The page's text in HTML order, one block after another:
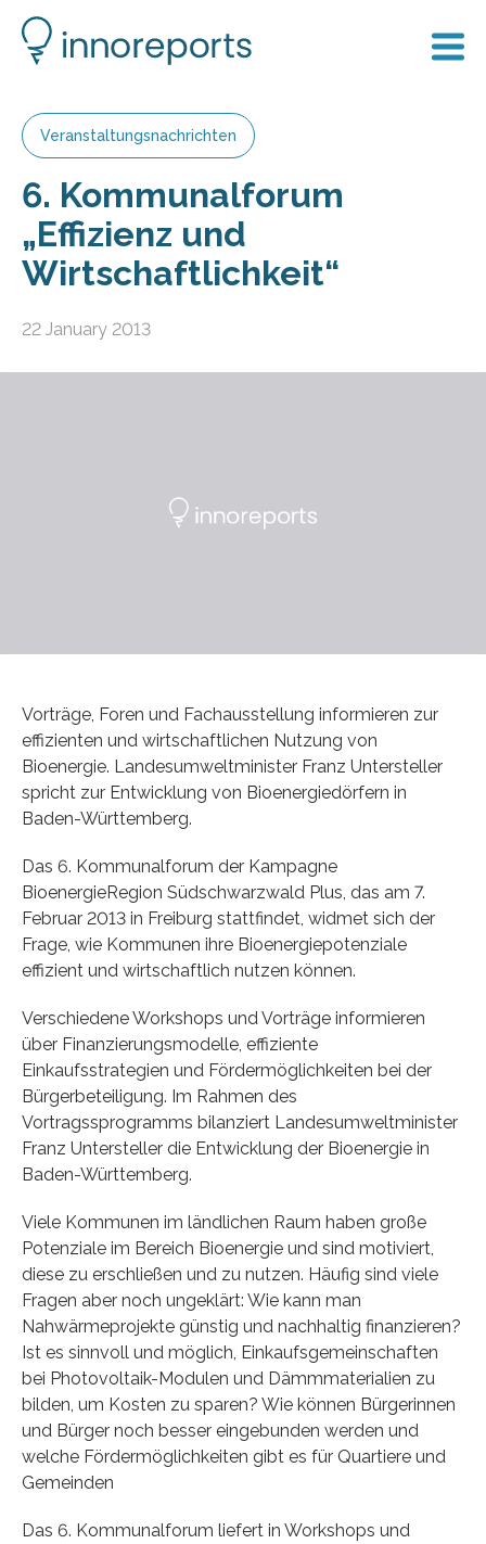
Veranstaltungsnachrichten
6. Kommunalforum
„Effizienz und
Wirtschaftlichkeit“
22 January 2013
Vorträge, Foren und Fachausstellung informieren zur
effizienten und wirtschaftlichen Nutzung von
Bioenergie. Landesumweltminister Franz Untersteller
spricht zur Entwicklung von Bioenergiedörfern in
Baden-Württemberg.
Das 6. Kommunalforum der Kampagne
BioenergieRegion Südschwarzwald Plus, das am 7.
Februar 2013 in Freiburg stattfindet, widmet sich der
Frage, wie Kommunen ihre Bioenergiepotenziale
effizient und wirtschaftlich nutzen können.
Verschiedene Workshops und Vorträge informieren
über Finanzierungsmodelle, effiziente
Einkaufsstrategien und Fördermöglichkeiten bei der
Bürgerbeteiligung. Im Rahmen des
Vortragssprogramms bilanziert Landesumweltminister
Franz Untersteller die Entwicklung der Bioenergie in
Baden-Württemberg.
Viele Kommunen im ländlichen Raum haben große
Potenziale im Bereich Bioenergie und sind motiviert,
diese zu erschließen und zu nutzen. Häufig sind viele
Fragen aber noch ungeklärt: Wie kann man
Nahwärmeprojekte günstig und nachhaltig finanzieren?
Ist es sinnvoll und möglich, Einkaufsgemeinschaften
bei Photovoltaik-Modulen und Dämmmaterialien zu
bilden, um Kosten zu sparen? Wie können Bürgerinnen
und Bürger noch besser eingebunden werden und
welche Fördermöglichkeiten gibt es für Quartiere und
Gemeinden
Das 6. Kommunalforum liefert in Workshops und